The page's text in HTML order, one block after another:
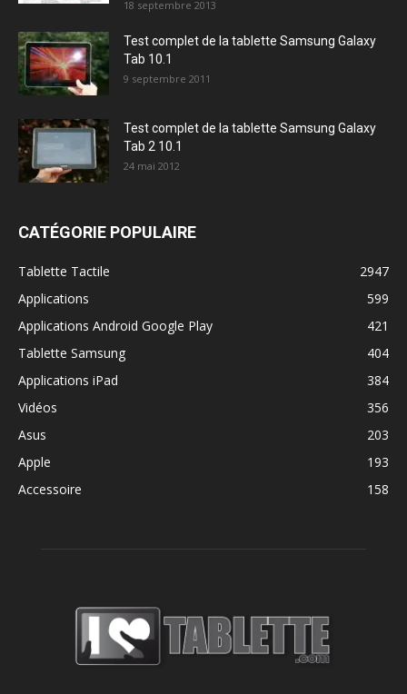
18 septembre 2013
Test complet de la tablette Samsung Galaxy
Tab 10.1
9 septembre 2011
Test complet de la tablette Samsung Galaxy
Tab 2 10.1
24 mai 2012
CATÉGORIE POPULAIRE
Tablette Tactile
2947
Applications
599
Applications Android Google Play
421
Tablette Samsung
404
Applications iPad
384
Vidéos
356
Asus
203
Apple
193
Accessoire
158